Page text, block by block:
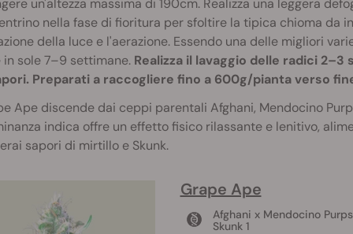
un'altezza massima di 190cm. Realizza una leggera
nella fase di fioritura per sfoltire la tipica chioma da
della luce e l'aerazione. Essendo una delle migliori
sole 7–9 settimane. Realizza il lavaggio delle radici
Preparati a raccogliere fino a 600g/pianta verso
Ape discende dai ceppi parentali Afghani, Mendocino
indica offre un effetto fisico rilassante e lenitivo,
sapori di mirtillo e Skunk.
Grape Ape
Afghani x Mendocino
Skunk 1